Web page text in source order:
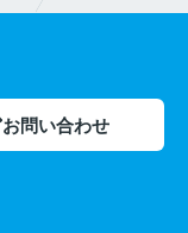
お問い合わせ